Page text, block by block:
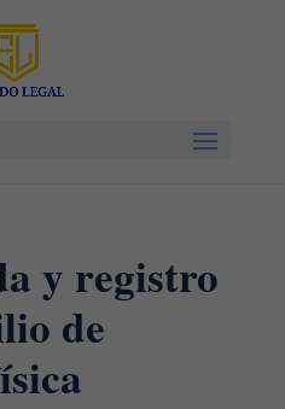
y registro
de